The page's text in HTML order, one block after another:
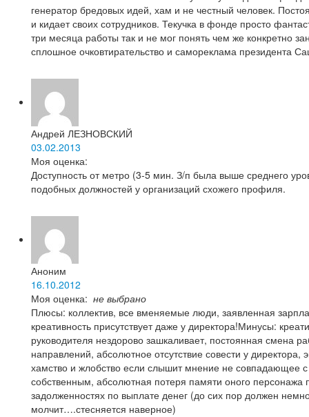
генератор бредовых идей, хам и не честный человек.
и кидает своих сотрудников. Текучка в фонде просто
три месяца работы так и не мог понять чем же конкретно
сплошное очковтирательство и самореклама президента
Андрей ЛЕЗНОВСКИЙ
03.02.2013
Моя оценка:
Доступность от метро (3-5 мин. З/п была выше среднего
подобных должностей у организаций схожего профиля.
Аноним
16.10.2012
Моя оценка: не выбрано
Плюсы: коллектив, все вменяемые люди, заявленная
креативность присутствует даже у директора!Минусы:
руководителя нездорово зашкаливает, постоянная смена
направлений, абсолютное отсутствие совести у директора,
хамство и жлобство если слышит мнение не совпадающее с
собственным, абсолютная потеря памяти оного персонажа
задолженностях по выплате денег (до сих пор должен
молчит….стесняется наверное)